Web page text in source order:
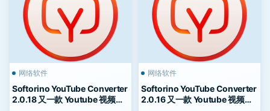
网络软件
Softorino YouTube Converter
2.0.18 又一款 Youtube 视频下
网络软件
Softorino YouTube Converter
2.0.16 又一款 Youtube 视频下